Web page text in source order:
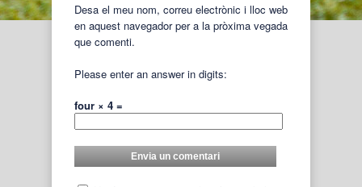
Desa el meu nom, correu electrònic i lloc web
en aquest navegador per a la pròxima vegada
que comenti.
Please enter an answer in digits:
four × 4 =